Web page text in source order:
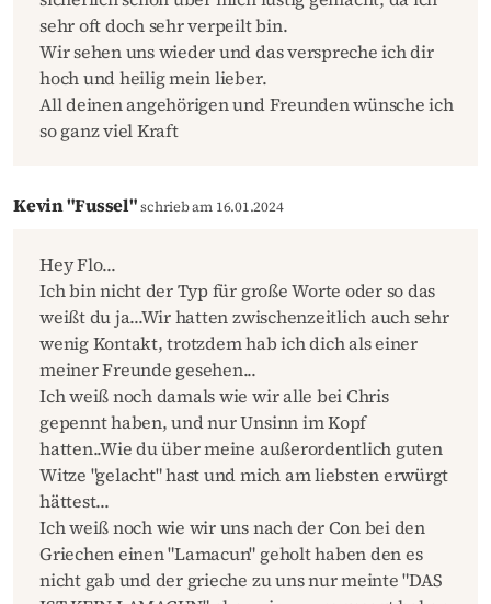
sehr oft doch sehr verpeilt bin.
Wir sehen uns wieder und das verspreche ich dir
hoch und heilig mein lieber.
All deinen angehörigen und Freunden wünsche ich
so ganz viel Kraft
Kevin "Fussel"schrieb am 16.01.2024
Hey Flo...
Ich bin nicht der Typ für große Worte oder so das
weißt du ja...Wir hatten zwischenzeitlich auch sehr
wenig Kontakt, trotzdem hab ich dich als einer
meiner Freunde gesehen...
Ich weiß noch damals wie wir alle bei Chris
gepennt haben, und nur Unsinn im Kopf
hatten..Wie du über meine außerordentlich guten
Witze "gelacht" hast und mich am liebsten erwürgt
hättest...
Ich weiß noch wie wir uns nach der Con bei den
Griechen einen "Lamacun" geholt haben den es
nicht gab und der grieche zu uns nur meinte "DAS